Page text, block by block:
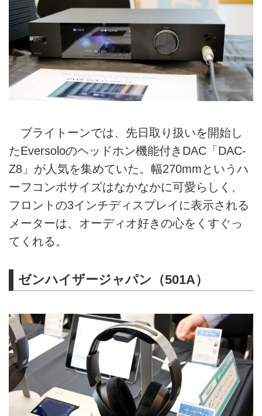
ブライトーンでは、先日取り扱いを開始し
たEversoloのヘッドホン機能付きDAC「DAC-
Z8」が人気を集めていた。幅270mmというハ
ーフコンポサイズはなかなかに可愛らしく、
フロントの3インチディスプレイに表示される
メーターは、オーディオ好きの心をくすぐっ
てくれる。
ゼンハイザージャパン（501A）